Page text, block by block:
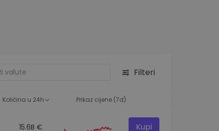
Filteri
Količina u 24h Prikaz cijene (7d)
15.6B € Kupi